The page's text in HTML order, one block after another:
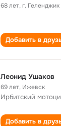
68 лет,г.
Добавить в
Леонид Ушаков
69 лет, Ижевск
Ирбитский
Добавить в